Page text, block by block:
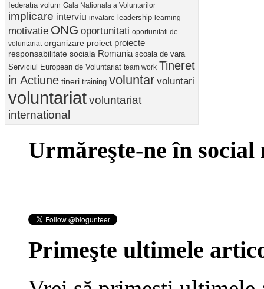
federatia volum Gala Nationala a Voluntarilor
implicare interviu invatare leadership learning
motivatie ONG oportunitati oportunitati de
voluntariat organizare proiect proiecte
responsabilitate sociala Romania scoala de vara
Serviciul European de Voluntariat team work Tineret
in Actiune tineri training voluntar voluntari
voluntariatvoluntariat
international
Urmăreşte-ne în social
Primeşte ultimele